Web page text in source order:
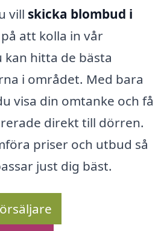
vill skicka blombud i
att kolla in vår
hitta de bästa
i området. Med bara
visa din omtanke och få
direkt till dörren.
priser och utbud så
just dig bäst.